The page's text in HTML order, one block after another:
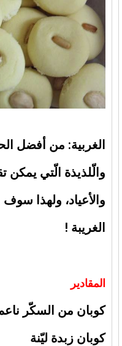
الغربية: من أفضل
والّلذيذة الّتي يمكن
والأعياد، ولهذا
الغريبة !
المقادير
كوبان من السكّر
كوبان زبدة ليّنة